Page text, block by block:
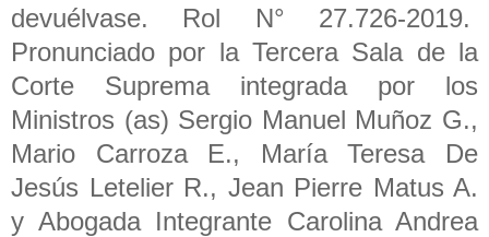
devuélvase. Rol N° 27.726-2019.
Pronunciado por la Tercera Sala de la
Corte Suprema integrada por los
Ministros (as) Sergio Manuel Muñoz G.,
Mario Carroza E., María Teresa De
Jesús Letelier R., Jean Pierre Matus A.
y Abogada Integrante Carolina Andrea